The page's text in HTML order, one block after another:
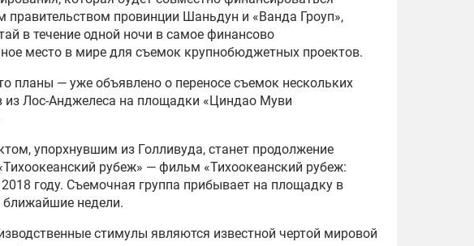
правительством провинции Шаньдун и «Ванда Гроуп»,
в течение одной ночи в самое финансово
место в мире для съемок крупнобюджетных проектов.
планы — уже объявлено о переносе съемок нескольких
из Лос-Анджелеса на площадки «Циндао Муви
упорхнувшим из Голливуда, станет продолжение
рубеж» — фильм «Тихоокеанский рубеж:
году. Съемочная группа прибывает на площадку в
недели.
стимулы являются известной чертой мировой